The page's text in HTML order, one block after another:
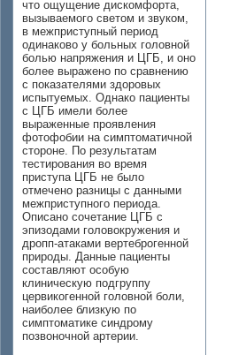
что ощущение дискомфорта,
вызываемого светом и звуком,
в межприступный период
одинаково у больных головной
болью напряжения и ЦГБ, и оно
более выражено по сравнению
с показателями здоровых
испытуемых. Однако пациенты
с ЦГБ имели более
выраженные проявления
фотофобии на симптоматичной
стороне. По результатам
тестирования во время
приступа ЦГБ не было
отмечено разницы с данными
межприступного периода.
Описано сочетание ЦГБ с
эпизодами головокружения и
дропп-атаками вертеброгенной
природы. Данные пациенты
составляют особую
клиническую подгруппу
цервикогенной головной боли,
наиболее близкую по
симптоматике синдрому
позвоночной артерии.